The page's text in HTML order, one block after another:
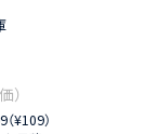
¥109）